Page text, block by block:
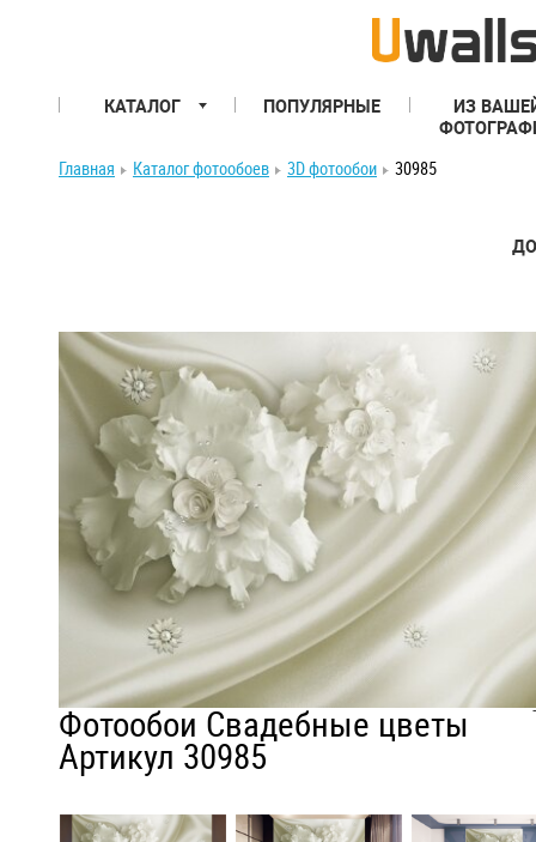
КАТАЛОГ ПОПУЛЯРНЫЕ
ИЗ
Главная
Каталог фотообоев 3D фотообои 30985
Фотообои Свадебные цветы
Артикул 30985